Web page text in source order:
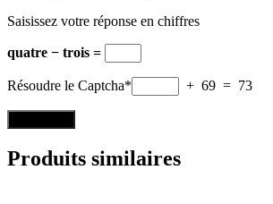
Saisissez votre réponse en chiffres
quatre − trois =
Résoudre le Captcha* + 69 = 73
Produits similaires